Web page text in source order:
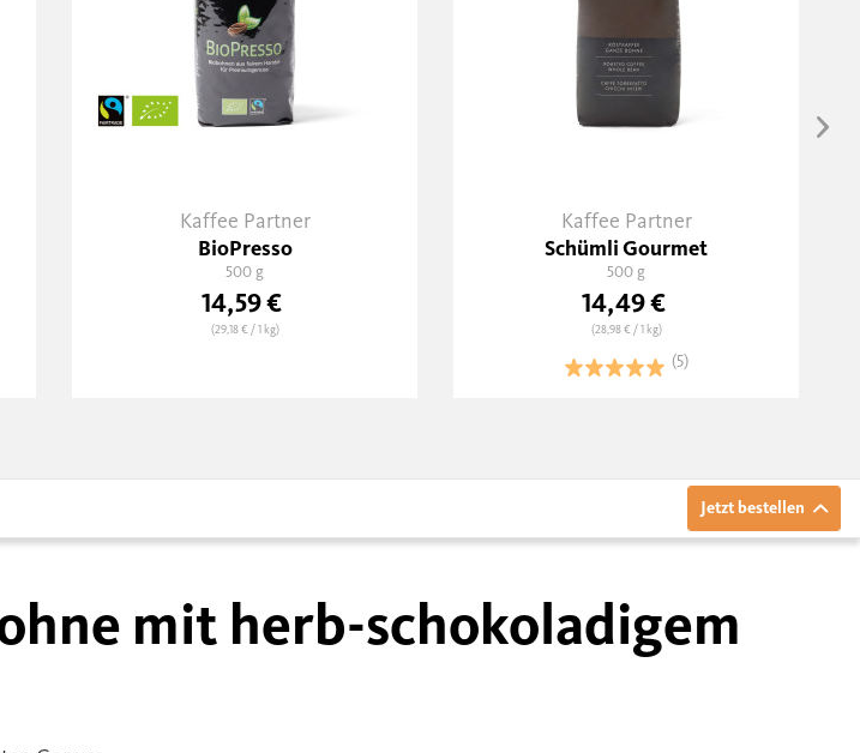
Kaffee Partner
BioPresso
500 g
14,59 €
(29,18 €/ 1 kg)
Kaffee Partner
Schümli Gourmet
500 g
14,49 €
(28,98 €/ 1 kg)
(5)
Jetzt bestellen
mit herb-schokoladigem